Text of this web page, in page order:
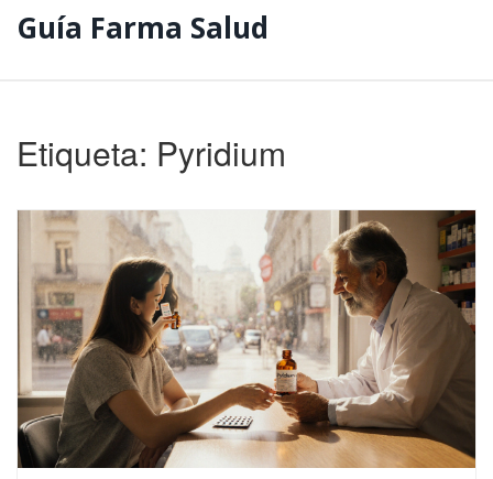
Guía Farma Salud
Etiqueta: Pyridium